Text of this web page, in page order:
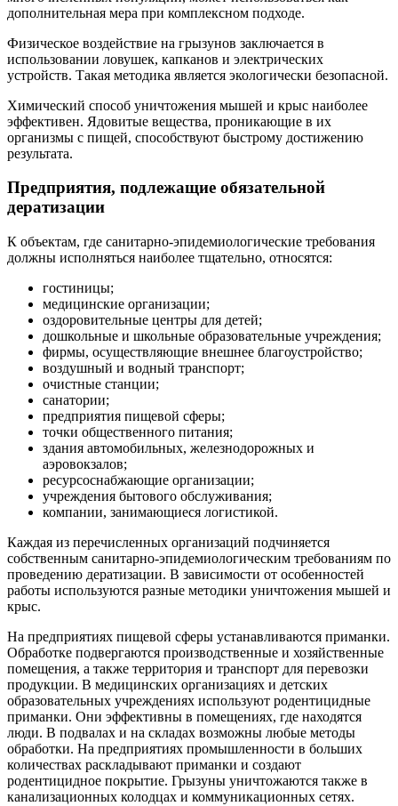
дополнительная мера при комплексном подходе.
Физическое воздействие на грызунов заключается в
использовании ловушек, капканов и электрических
устройств. Такая методика является экологически безопасной.
Химический способ уничтожения мышей и крыс наиболее
эффективен. Ядовитые вещества, проникающие в их
организмы с пищей, способствуют быстрому достижению
результата.
Предприятия, подлежащие обязательной
дератизации
К объектам, где санитарно-эпидемиологические требования
должны исполняться наиболее тщательно, относятся:
гостиницы;
медицинские организации;
оздоровительные центры для детей;
дошкольные и школьные образовательные учреждения;
фирмы, осуществляющие внешнее благоустройство;
воздушный и водный транспорт;
очистные станции;
санатории;
предприятия пищевой сферы;
точки общественного питания;
здания автомобильных, железнодорожных и
аэровокзалов;
ресурсоснабжающие организации;
учреждения бытового обслуживания;
компании, занимающиеся логистикой.
Каждая из перечисленных организаций подчиняется
собственным санитарно-эпидемиологическим требованиям по
проведению дератизации. В зависимости от особенностей
работы используются разные методики уничтожения мышей и
крыс.
На предприятиях пищевой сферы устанавливаются приманки.
Обработке подвергаются производственные и хозяйственные
помещения, а также территория и транспорт для перевозки
продукции. В медицинских организациях и детских
образовательных учреждениях используют родентицидные
приманки. Они эффективны в помещениях, где находятся
люди. В подвалах и на складах возможны любые методы
обработки. На предприятиях промышленности в больших
количествах раскладывают приманки и создают
родентицидное покрытие. Грызуны уничтожаются также в
канализационных колодцах и коммуникационных сетях.